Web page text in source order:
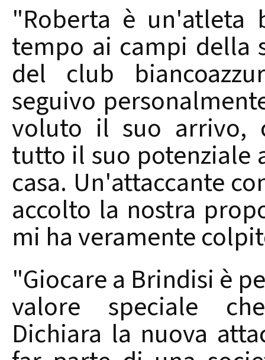
"Roberta è un'atleta
tempo ai campi della
del club
seguivo
voluto il suo arrivo,
tutto il suo potenziale
casa. Un'attaccante
accolto la nostra
mi ha veramente
"Giocare a Brindisi è
valore speciale
Dichiara la nuova